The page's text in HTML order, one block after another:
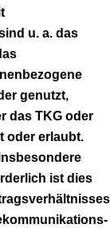
u. a. das
genutzt,
das TKG oder
oder erlaubt.
ist dies